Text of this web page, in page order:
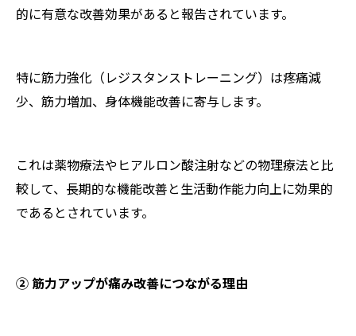
的に有意な改善効果があると報告されています。
特に筋力強化（レジスタンストレーニング）は疼痛減
少、筋力増加、身体機能改善に寄与します。
これは薬物療法やヒアルロン酸注射などの物理療法と比
較して、長期的な機能改善と生活動作能力向上に効果的
であるとされています。
② 筋力アップが痛み改善につながる理由